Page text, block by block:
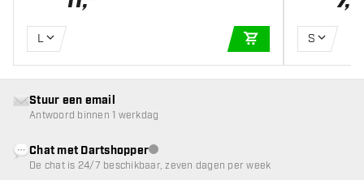
L
IN WINKELWAGEN
S
Stuur een email
Antwoord binnen 1 werkdag
Chat met Dartshopperklantenservice niet beschikbaar
De chat is 24/7 beschikbaar, zeven dagen per week